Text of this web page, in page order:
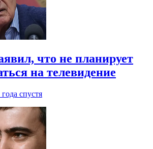
что не планирует
на телевидение
года спустя